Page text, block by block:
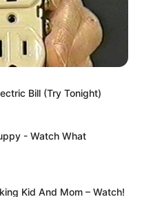
parrain de Tomas
Bill (Try Tonight)
- Watch What
Kid And Mom – Watch!